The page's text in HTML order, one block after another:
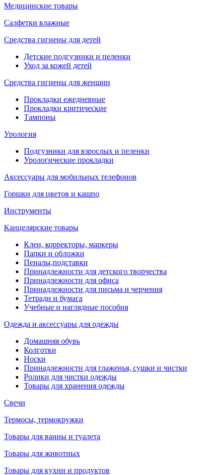
Медицинские товары
Салфетки влажные
Средства гигиены для детей
Детские подгузники и пеленки
Уход за кожей детей
Средства гигиены для женщин
Прокладки ежедневные
Прокладки критические
Тампоны
Урология
Подгузники для взрослых и пеленки
Урологические прокладки
Аксессуары для мобильных телефонов
Горшки для цветов и кашпо
Инструменты
Канцелярские товары
Клеи, корректоры, маркеры
Папки и обложки
Пеналы,подставки
Принадлежности для детского творчества
Принадлежности для офиса
Принадлежности для письма и черчения
Тетради и бумага
Учебные и наглядные пособия
Одежда и аксессуары для одежды
Домашняя обувь
Колготки
Носки
Принадлежности для глаженья, сушки и чистки
Ролики для чистки одежды
Товары для хранения одежды
Свечи
Термосы, термокружки
Товары для ванны и туалета
Товары для животных
Товары для кухни и продуктов